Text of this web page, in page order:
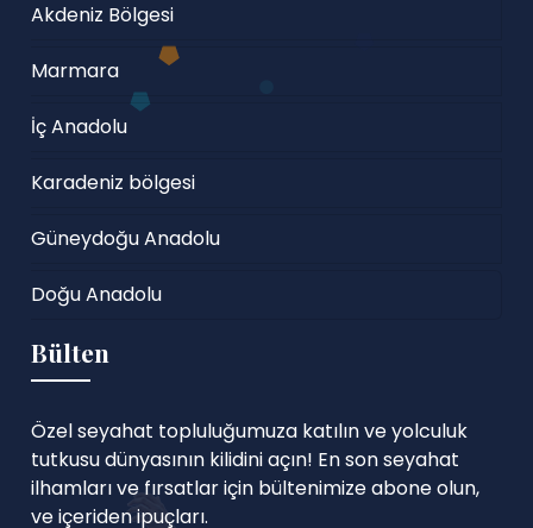
Akdeniz Bölgesi
Marmara
İç Anadolu
Karadeniz bölgesi
Güneydoğu Anadolu
Doğu Anadolu
Bülten
Özel seyahat topluluğumuza katılın ve yolculuk
tutkusu dünyasının kilidini açın! En son seyahat
ilhamları ve fırsatlar için bültenimize abone olun,
ve içeriden ipuçları.